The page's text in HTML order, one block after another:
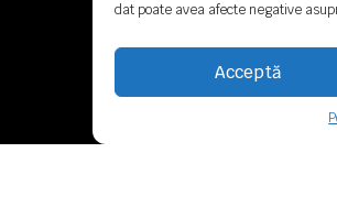
dat poate avea afecte negative
Acceptă